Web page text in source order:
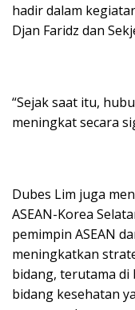
hadir dalam
Djan Faridz dan
“Sejak saat itu,
meningkat secara
Dubes Lim juga
ASEAN-Korea
pemimpin ASEAN
meningkatkan
bidang, terutama di
bidang kesehatan